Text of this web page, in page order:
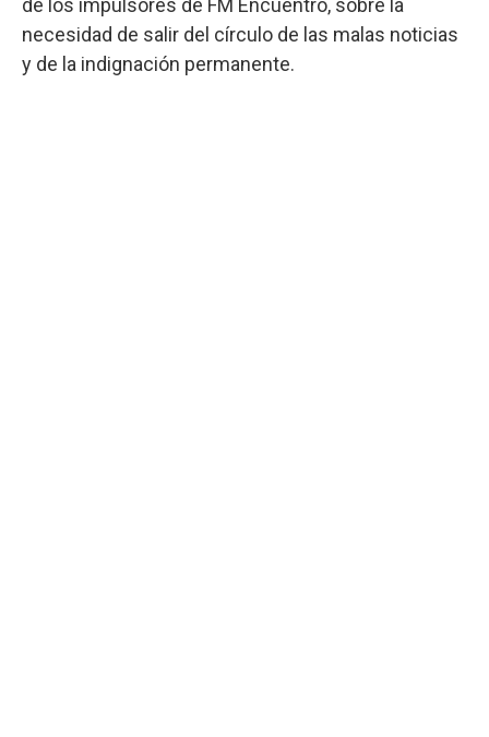
de los impulsores de FM Encuentro, sobre la
necesidad de salir del círculo de las malas noticias
y de la indignación permanente.